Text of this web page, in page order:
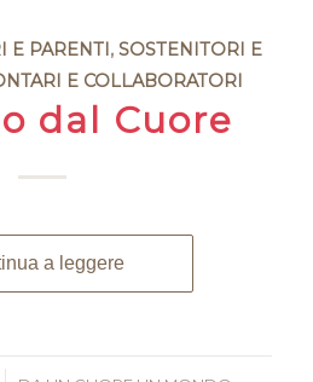
E PARENTI,SOSTENITORI E
E COLLABORATORI
dal Cuore
a leggere